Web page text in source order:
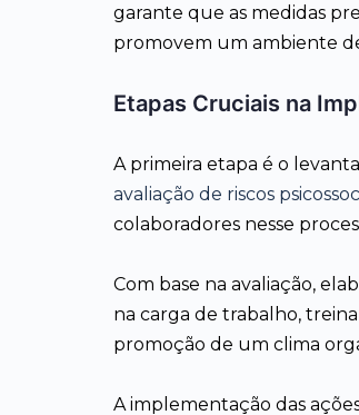
garante que as medidas
promovem um ambiente
Etapas Cruciais na
A primeira etapa é o
avaliação de riscos
colaboradores nesse
Com base na avaliação,
na carga de trabalho,
promoção de um clima
A implementação das